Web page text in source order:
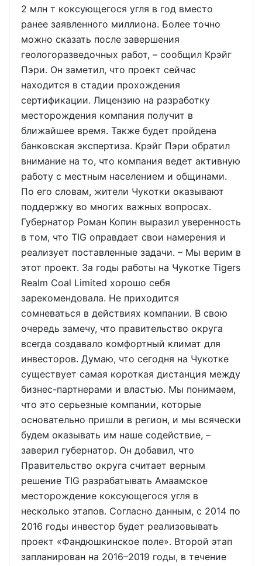
2 млн т коксующегося угля в год вместо
ранее заявленного миллиона. Более точно
можно сказать после завершения
геологоразведочных работ, – сообщил Крэйг
Пэри. Он заметил, что проект сейчас
находится в стадии прохождения
сертификации. Лицензию на разработку
месторождения компания получит в
ближайшее время. Также будет пройдена
банковская экспертиза. Крэйг Пэри обратил
внимание на то, что компания ведет активную
работу с местным населением и общинами.
По его словам, жители Чукотки оказывают
поддержку во многих важных вопросах.
Губернатор Роман Копин выразил уверенность
в том, что TIG оправдает свои намерения и
реализует поставленные задачи. – Мы верим в
этот проект. За годы работы на Чукотке Tigers
Realm Coal Limited хорошо себя
зарекомендовала. Не приходится
сомневаться в действиях компании. В свою
очередь замечу, что правительство округа
всегда создавало комфортный климат для
инвесторов. Думаю, что сегодня на Чукотке
существует самая короткая дистанция между
бизнес-партнерами и властью. Мы понимаем,
что это серьезные компании, которые
основательно пришли в регион, и мы всячески
будем оказывать им наше содействие, –
заверил губернатор. Он добавил, что
Правительство округа считает верным
решение TIG разрабатывать Амаамское
месторождение коксующегося угля в
несколько этапов. Согласно данным, с 2014 по
2016 годы инвестор будет реализовывать
проект «Фандюшкинское поле». Второй этап
запланирован на 2016–2019 годы, в течение